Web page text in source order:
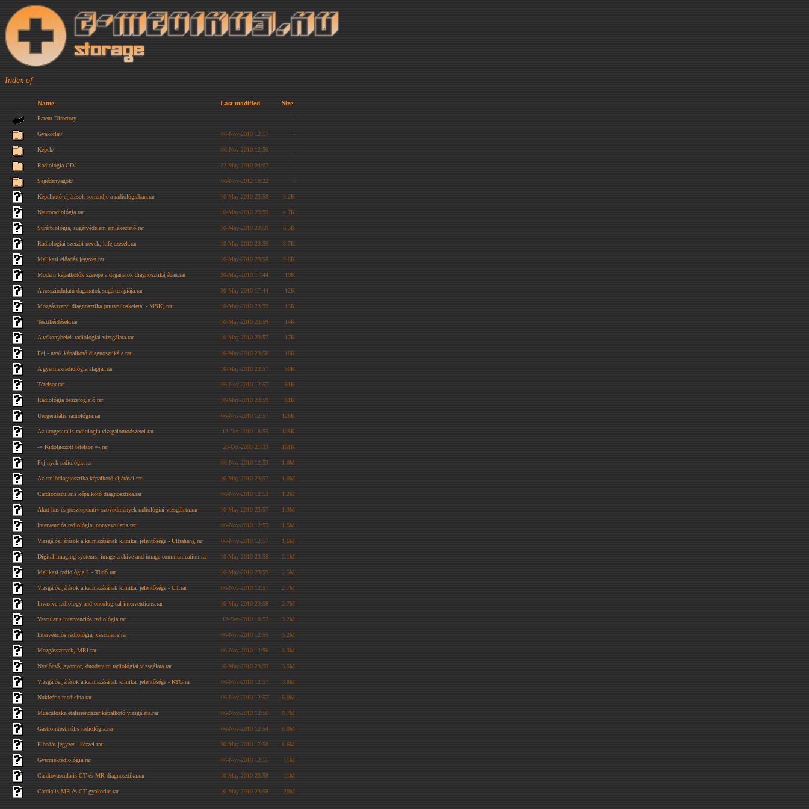
Index of
Name Last modified Size
Parent Directory -
Gyakorlat/ 06-Nov-2010 12:57 -
Képek/ 06-Nov-2010 12:50 -
Radiológia CD/ 22-May-2010 04:07 -
Segédanyagok/ 06-Nov-2012 18:22 -
Képalkotó eljárások sorrendje a radiológiában.rar 10-May-2010 23:58 3.2K
Neuroradiológia.rar 10-May-2010 23:59 4.7K
Surárbiológia, sugárvédelem emlékeztető.rar 10-May-2010 23:59 6.3K
Radiológiai szerzői nevek, kifejezések.rar 10-May-2010 23:59 8.7K
Mellkasi előadás jegyzet.rar 10-May-2010 23:58 9.8K
Modern képalkotók szerepe a daganatok diagnosztikájában.rar 30-May-2010 17:44 10K
A rosszindulatú daganatok sugárterápiája.rar 30-May-2010 17:44 12K
Mozgásszervi diagnosztika (musculoskeletal - MSK).rar 10-May-2010 23:59 13K
Tesztkérdések.rar 10-May-2010 23:59 14K
A vékonybelek radiológiai vizsgálata.rar 10-May-2010 23:57 17K
Fej - nyak képalkotó diagnosztikája.rar 10-May-2010 23:58 18K
A gyermekradiológia alapjai.rar 10-May-2010 23:57 50K
Tételsor.rar 06-Nov-2010 12:57 61K
Radiológia összefoglaló.rar 10-May-2010 23:59 61K
Urogenitális radiológia.rar 06-Nov-2010 12:57 128K
Az urogenitalis radiológia vizsgálómódszerei.rar 12-Dec-2010 18:55 128K
-= Kidolgozott tételsor =-.rar 29-Oct-2009 21:33 161K
Fej-nyak radiológia.rar 06-Nov-2010 12:53 1.0M
Az emlődiagnosztika képalkotó eljárásai.rar 10-May-2010 23:57 1.0M
Cardiocascularis képalkotó diagnosztika.rar 06-Nov-2010 12:53 1.2M
Akut has és posztoperatív szövődmények radiológiai vizsgálata.rar 10-May-2010 23:57 1.3M
Intervenciós radiológia, nonvascularis.rar 06-Nov-2010 12:55 1.5M
Vizsgálóeljárások alkalmazásának klinikai jelentősége - Ultrahang.rar 06-Nov-2010 12:57 1.6M
Digital imaging systems, image archive and image communication.rar 10-May-2010 23:58 2.1M
Mellkasi radiológia I. - Tüdő.rar 10-May-2010 23:59 2.5M
Vizsgálóeljárások alkalmazásának klinikai jelentősége - CT.rar 06-Nov-2010 12:57 2.7M
Invasive radiology and oncological interventions.rar 10-May-2010 23:58 2.7M
Vascularis intervenciós radiológia.rar 12-Dec-2010 18:52 3.2M
Intervenciós radiológia, vascularis.rar 06-Nov-2010 12:55 3.2M
Mozgásszervek, MRI.rar 06-Nov-2010 12:56 3.3M
Nyelőcső, gyomor, duodenum radiológiai vizsgálata.rar 10-May-2010 23:59 3.5M
Vizsgálóeljárások alkalmazásának klinikai jelentősége - RTG.rar 06-Nov-2010 12:57 3.8M
Nukleáris medicina.rar 06-Nov-2010 12:57 6.0M
Musculoskeletalisrendszer képalkotó vizsgálata.rar 06-Nov-2010 12:56 6.7M
Gastrointestinális radiológia.rar 06-Nov-2010 12:54 8.0M
Előadás jegyzet - kézzel.rar 30-May-2010 17:58 8.6M
Gyermekradiológia.rar 06-Nov-2010 12:55 11M
Cardiovascularis CT és MR diagnosztika.rar 10-May-2010 23:58 11M
Cardialis MR és CT gyakorlat.rar 10-May-2010 23:58 20M